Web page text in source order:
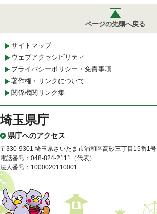
ページの先頭へ戻る
サイトマップ
ウェブアクセシビリティ
プライバシーポリシー・免責事項
著作権・リンクについて
関係機関リンク集
埼玉県庁
県庁へのアクセス
〒330-9301 埼玉県さいたま市浦和区高砂三丁目15番1号
電話番号：048-824-2111（代表）
法人番号：1000020110001